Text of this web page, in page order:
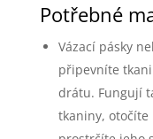
Potřebné
Vázací pásky
připevníte
drátu. Fungují
tkaniny, otočíte